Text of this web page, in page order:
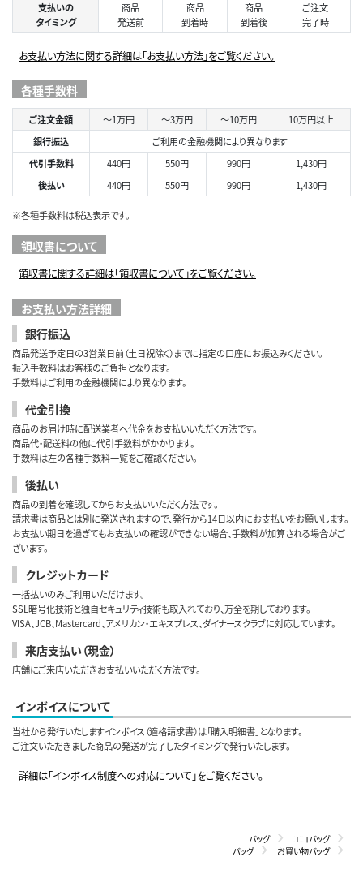
支払いの
タイミング
商品
発送前
商品
到着時
商品
到着後
ご注文
完了時
お支払い方法に関する詳細は「お支払い方法」をご覧ください。
各種手数料
ご注文金額 ～1万円 ～3万円 ～10万円
10万円以上
銀行振込
ご利用の金融機関により異なります
代引手数料
440円 550円 990円
1,430円
後払い
440円 550円 990円 1,430円
※各種手数料は税込表示です。
領収書について
領収書に関する詳細は「領収書について」をご覧ください。
お支払い方法詳細
銀行振込
商品発送予定日の3営業日前（土日祝除く）までに指定の口座にお振込みください。
振込手数料はお客様のご負担となります。
手数料はご利用の金融機関により異なります。
代金引換
商品のお届け時に配送業者へ代金をお支払いいただく方法です。
商品代・配送料の他に代引手数料がかかります。
手数料は左の各種手数料一覧をご確認ください。
後払い
商品の到着を確認してからお支払いいただく方法です。
請求書は商品とは別に発送されますので、発行から14日以内にお支払いをお願いします。
お支払い期日を過ぎてもお支払いの確認ができない場合、手数料が加算される場合がご
ざいます。
クレジットカード
一括払いのみご利用いただけます。
SSL暗号化技術と独自セキュリティ技術も取入れており、万全を期しております。
VISA、JCB、Mastercard、アメリカン・エキスプレス、ダイナースクラブに対応しています。
来店支払い（現金）
店舗にご来店いただきお支払いいただく方法です。
インボイスについて
当社から発行いたしますインボイス（適格請求書）は「購入明細書」となります。
ご注文いただきました商品の発送が完了したタイミングで発行いたします。
詳細は「インボイス制度への対応について」をご覧ください。
バッグ
エコバッグ
バッグ
お買い物バッグ